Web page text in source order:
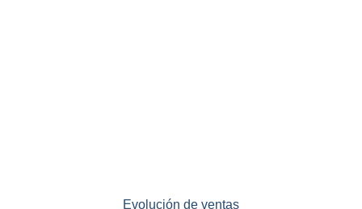
Evolución de ventas